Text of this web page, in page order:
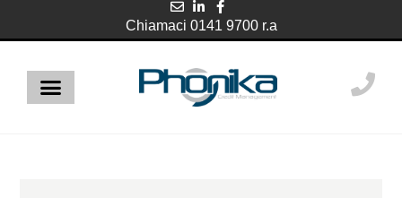
Chiamaci 0141 9700 r.a